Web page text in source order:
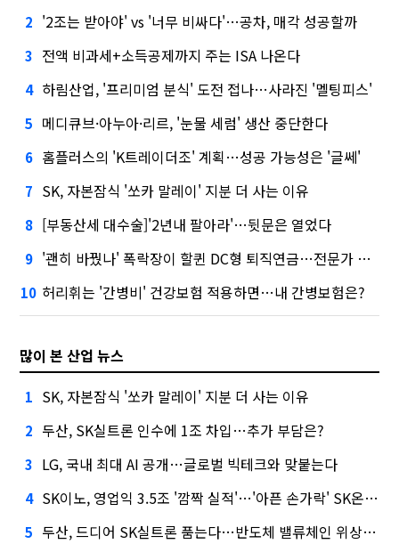
2 '2조는 받아야' vs '너무 비싸다'…공차, 매각 성공할까
3 전액 비과세+소득공제까지 주는 ISA 나온다
4 하림산업, '프리미엄 분식' 도전 접나…사라진 '멜팅피스'
5 메디큐브·아누아·리르, '눈물 세럼' 생산 중단한다
6 홈플러스의 'K트레이더조' 계획…성공 가능성은 '글쎄'
7 SK, 자본잠식 '쏘카 말레이' 지분 더 사는 이유
8 [부동산세 대수술]'2년내 팔아라'…뒷문은 열었다
9 '괜히 바꿨나' 폭락장이 할퀸 DC형 퇴직연금…전문가 조언은
10 허리휘는 '간병비' 건강보험 적용하면…내 간병보험은?
많이 본 산업 뉴스
1 SK, 자본잠식 '쏘카 말레이' 지분 더 사는 이유
2 두산, SK실트론 인수에 1조 차입…추가 부담은?
3 LG, 국내 최대 AI 공개…글로벌 빅테크와 맞붙는다
4 SK이노, 영업익 3.5조 '깜짝 실적'…'아픈 손가락' SK온의 반전
5 두산, 드디어 SK실트론 품는다…반도체 밸류체인 위상 강화